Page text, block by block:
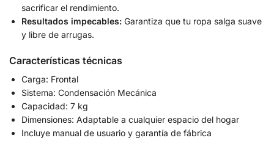
sacrificar el rendimiento.
Resultados impecables: Garantiza que tu ropa salga suave
y libre de arrugas.
Características técnicas
Carga: Frontal
Sistema: Condensación Mecánica
Capacidad: 7 kg
Dimensiones: Adaptable a cualquier espacio del hogar
Incluye manual de usuario y garantía de fábrica